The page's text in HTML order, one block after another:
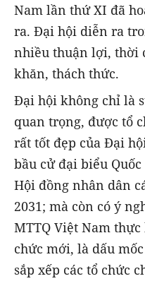
Nam lần thứ XI đã
ra. Đại hội diễn ra
nhiều thuận lợi, thời
khăn, thách thức.
Đại hội không chỉ là
quan trọng, được tổ
rất tốt đẹp của Đại
bầu cử đại biểu
Hội đồng nhân dân
2031; mà còn có ý
MTTQ Việt Nam
chức mới, là dấu
sắp xếp các tổ chức